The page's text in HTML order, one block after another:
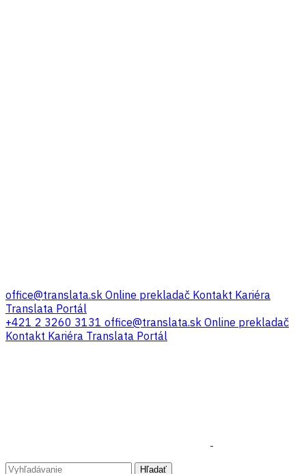
office@translata.sk Online prekladač Kontakt Kariéra
Translata Portál
+421 2 3260 3131 office@translata.sk Online prekladač
Kontakt Kariéra Translata Portál